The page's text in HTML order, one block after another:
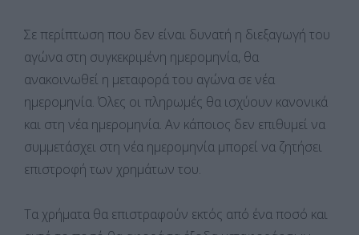
Σε περίπτωση που δεν είναι δυνατή η διεξαγωγή του
αγώνα στη συγκεκριμένη ημερομηνία, θα
ανακοινωθεί η μεταφορά του αγώνα σε νέα
ημερομηνία. Όλες οι πληρωμές θα ισχύουν κανονικά
και στη νέα ημερομηνία. Αν κάποιος δεν επιθυμεί να
συμμετάσχει στη νέα ημερομηνία μπορεί να ζητήσει
επιστροφή των χρημάτων του.
Τα χρήματα θα επιστραφούν εκτός από ένα ποσό και